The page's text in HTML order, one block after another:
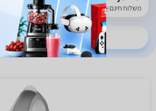
משלוח חינם עד 7 ימי עסקים
להשוואת מחירים ב-14 חנויות נוספות